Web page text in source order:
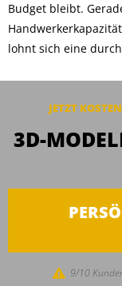
Budget bleibt.
lohnt sich eine
JETZT
3D-
9/10